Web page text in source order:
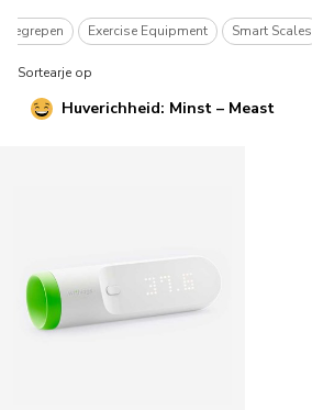
Exercise Equipment Smart Scales
Sortearje op
Huverichheid: Minst – Meast